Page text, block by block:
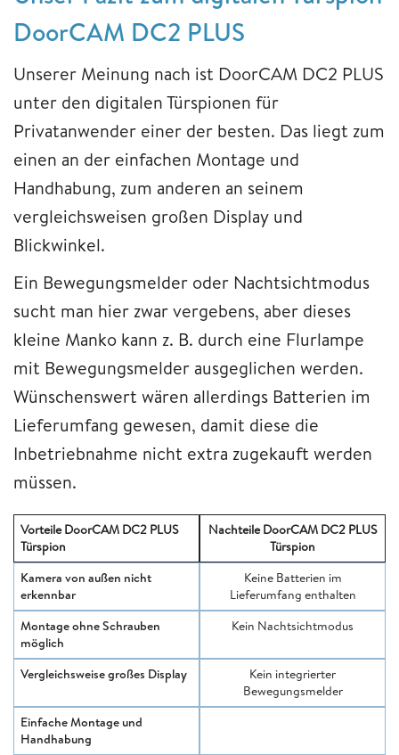
DoorCAM DC2 PLUS
Unserer Meinung nach ist DoorCAM DC2 PLUS
unter den digitalen Türspionen für
Privatanwender einer der besten. Das liegt zum
einen an der einfachen Montage und
Handhabung, zum anderen an seinem
vergleichsweisen großen Display und
Blickwinkel.
Ein Bewegungsmelder oder Nachtsichtmodus
sucht man hier zwar vergebens, aber dieses
kleine Manko kann z. B. durch eine Flurlampe
mit Bewegungsmelder ausgeglichen werden.
Wünschenswert wären allerdings Batterien im
Lieferumfang gewesen, damit diese die
Inbetriebnahme nicht extra zugekauft werden
müssen.
Vorteile DoorCAM DC2 PLUS
Türspion
Nachteile DoorCAM DC2 PLUS
Türspion
Kamera von außen nicht
erkennbar
Keine Batterien im
Lieferumfang enthalten
Montage ohne Schrauben
möglich
Kein Nachtsichtmodus
Vergleichsweise großes Display
Kein integrierter
Bewegungsmelder
Einfache Montage und
Handhabung